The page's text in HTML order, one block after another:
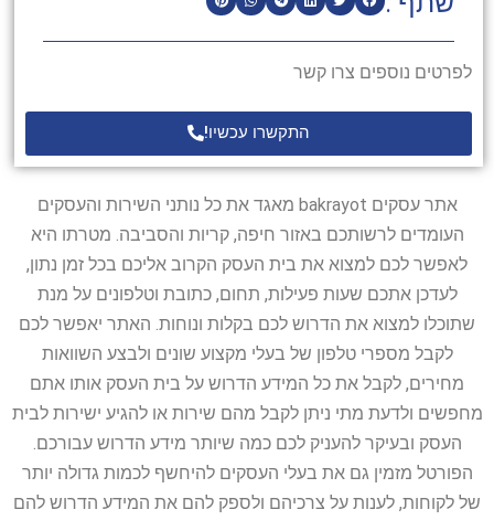
לפרטים נוספים צרו קשר
התקשרו עכשיו!
אתר עסקים bakrayot מאגד את כל נותני השירות והעסקים
העומדים לרשותכם באזור חיפה, קריות והסביבה. מטרתו היא
לאפשר לכם למצוא את בית העסק הקרוב אליכם בכל זמן נתון,
לעדכן אתכם שעות פעילות, תחום, כתובת וטלפונים על מנת
שתוכלו למצוא את הדרוש לכם בקלות ונוחות. האתר יאפשר לכם
לקבל מספרי טלפון של בעלי מקצוע שונים ולבצע השוואות
מחירים, לקבל את כל המידע הדרוש על בית העסק אותו אתם
מחפשים ולדעת מתי ניתן לקבל מהם שירות או להגיע ישירות לבית
העסק ובעיקר להעניק לכם כמה שיותר מידע הדרוש עבורכם.
הפורטל מזמין גם את בעלי העסקים להיחשף לכמות גדולה יותר
של לקוחות, לענות על צרכיהם ולספק להם את המידע הדרוש להם